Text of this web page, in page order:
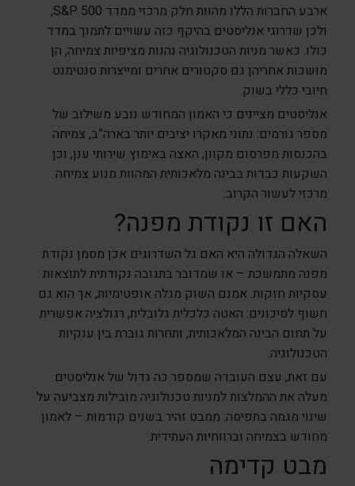
ארבע החברות הללו מהוות חלק מרכזי ממדד S&P 500,
ולכן שדרוגי אנליסטים בהיקף כזה עשויים לתמוך במדד
כולו. כאשר מניות הטכנולוגיה נהנות מציפיות צמיחה, הן
מושכות אחריהן גם סקטורים אחרים ומייצרות סנטימנט
חיובי כללי בשוק.
אנליסטים מציינים כי האמון המחודש נובע משילוב של
מספר גורמים: נתוני מאקרו יציבים יותר בארה”ב, צמיחה
בהכנסות מפרסום מקוון, האצה באימוץ שירותי ענן, וכן
השקעות כבדות בבינה מלאכותית המהוות מנוע צמיחה
מרכזי לעשור הקרוב.
האם זו נקודת מפנה?
השאלה הגדולה היא האם גל השדרוגים אכן מסמן נקודת
מפנה מתמשכת – או שמדובר בתגובה נקודתית לתוצאות
עסקיות חזקות. אמנם השוק מגלה אופטימיות, אך הוא גם
חשוף לסיכונים: האטה כלכלית גלובלית, רגולציה אפשרית
על תחום הבינה המלאכותית, ותחרות גוברת בין ענקיות
הטכנולוגיה.
עם זאת, עצם העובדה שמספר כה גדול של אנליסטים
מעלה את ההמלצות למניות טכנולוגיה מובילות מצביעה על
שינוי מגמה בתפיסה: ממבט זהיר בשנים קודמות – לאמון
מחודש בצמיחה וברווחיות העתידית.
מבט קדימה